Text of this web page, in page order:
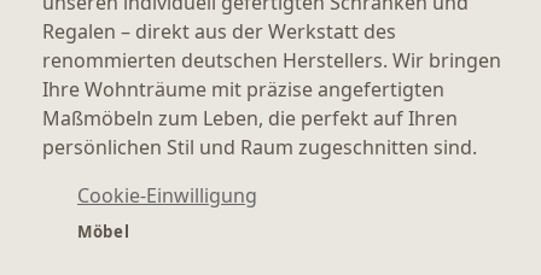
Regalen – direkt aus der Werkstatt des
renommierten deutschen Herstellers. Wir bringen
Ihre Wohnträume mit präzise angefertigten
Maßmöbeln zum Leben, die perfekt auf Ihren
persönlichen Stil und Raum zugeschnitten sind.
Cookie-Einwilligung
Möbel